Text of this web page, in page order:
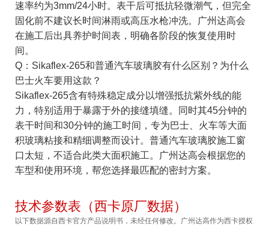
速率约为3mm/24小时。表干后可抵抗轻微潮气，但完全
固化前不建议长时间淋雨或高压水枪冲洗。广州达高会
在施工后出具养护时间表，明确各阶段的恢复使用时
间。
Q：Sikaflex-265和普通汽车玻璃胶有什么区别？为什么
巴士火车要用这款？
Sikaflex-265含有特殊稳定成分以增强抵抗紫外线的能
力，特别适用于暴露于外的接缝填缝。同时其45分钟的
表干时间和30分钟的施工时间，专为巴士、火车等大面
积玻璃粘接和精细调整而设计。普通汽车玻璃胶施工窗
口太短，不适合此类大面积施工。广州达高会根据您的
车型和使用环境，帮您选择最匹配的密封方案。
技术参数表（西卡原厂数据）
以下数据源自西卡官方产品说明书，未经任何修改。广州达高作为西卡授权